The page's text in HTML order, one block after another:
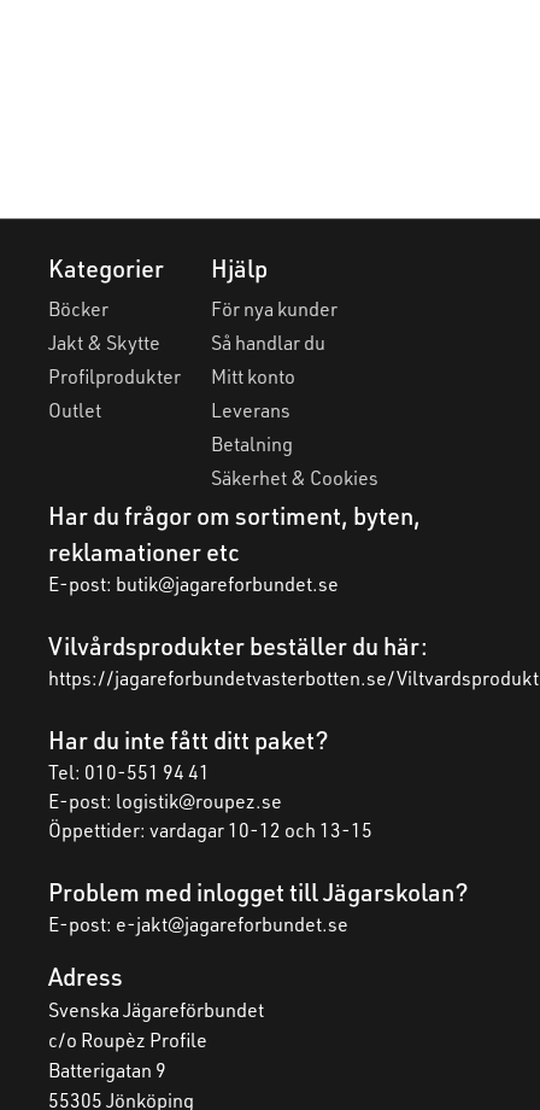
Kategorier
Böcker
Jakt & Skytte
Profilprodukter
Outlet
Hjälp
För nya kunder
Så handlar du
Mitt konto
Leverans
Betalning
Säkerhet & Cookies
Har du frågor om sortiment, byten,
reklamationer etc
E-post: butik@jagareforbundet.se
Vilvårdsprodukter beställer du här:
https://jagareforbundetvasterbotten.se/
Har du inte fått ditt paket?
Tel: 010-551 94 41
E-post: logistik@roupez.se
Öppettider: vardagar 10-12 och 13-15
Problem med inlogget till Jägarskolan?
E-post: e-jakt@jagareforbundet.se
Adress
Svenska Jägareförbundet
c/o Roupèz Profile
Batterigatan 9
55305 Jönköping